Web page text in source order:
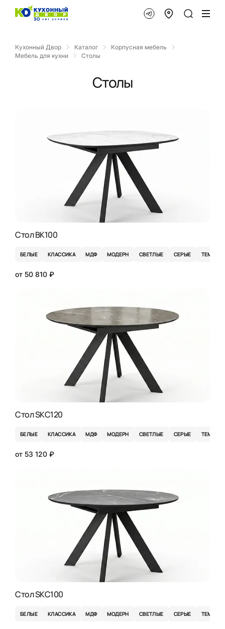
Кухонный Двор Каталог
Корпусная мебель
Мебель для кухни
Столы
Столы
Стол BK100
БЕЛЫЕ КЛАССИКА МДФ МОДЕРН СВЕТЛЫЕ СЕРЫЕ ТЕМНЫЕ
от 50 810 ₽
Стол SKC120
БЕЛЫЕ КЛАССИКА МДФ МОДЕРН СВЕТЛЫЕ СЕРЫЕ ТЕМНЫЕ
от 53 120 ₽
Стол SKC100
БЕЛЫЕ КЛАССИКА МДФ МОДЕРН СВЕТЛЫЕ СЕРЫЕ ТЕМНЫЕ